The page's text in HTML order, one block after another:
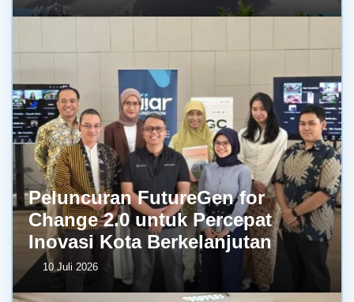
Peluncuran FutureGen for
Change 2.0 untuk Percepat
Inovasi Kota Berkelanjutan
10 Juli 2026